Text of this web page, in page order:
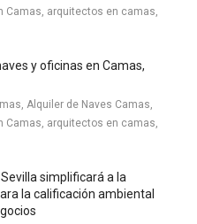
Camas, arquitectos en camas,
y oficinas en Camas,
Alquiler de Naves Camas,
Camas, arquitectos en camas,
simplificará a la
la calificación ambiental